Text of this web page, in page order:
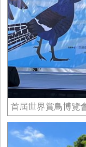
首屆世界賞鳥博覽